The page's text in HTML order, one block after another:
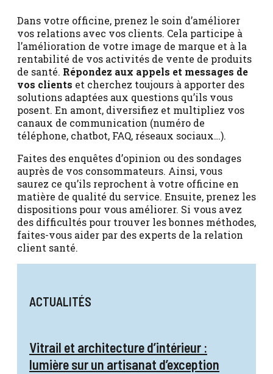
Dans votre officine, prenez le soin d’améliorer
vos relations avec vos clients. Cela participe à
l’amélioration de votre image de marque et à la
rentabilité de vos activités de vente de produits
de santé. Répondez aux appels et messages de
vos clients et cherchez toujours à apporter des
solutions adaptées aux questions qu’ils vous
posent. En amont, diversifiez et multipliez vos
canaux de communication (numéro de
téléphone, chatbot, FAQ, réseaux sociaux…).
Faites des enquêtes d’opinion ou des sondages
auprès de vos consommateurs. Ainsi, vous
saurez ce qu’ils reprochent à votre officine en
matière de qualité du service. Ensuite, prenez les
dispositions pour vous améliorer. Si vous avez
des difficultés pour trouver les bonnes méthodes,
faites-vous aider par des experts de la relation
client santé.
ACTUALITÉS
Vitrail et architecture d’intérieur :
lumière sur un artisanat d’exception